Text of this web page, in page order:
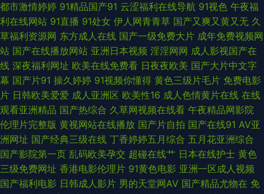
91黄色入囗 九一福利黄色 91免费国视频 欧美小色色 97AV色导航 日韩久久
经典 91婷婷色 欧美色无毒不卡 91麻豆tvcom 久草资源福利 91白虎福利视频
老女人丝袜诱惑 91精品视频在线 精品色在线观看 91国产性交在线观看 久草
免费性爱视频 91福利视屏免费试看 精品国产一二 91爱爱AA 美女bb 91足交
网 色撸撸东京热 超碰人人操97 天天艹老妇 成人精品午夜福利 五月天性交网
91综合日韩蜜桃 婷婷五月花网站 东京热群交影片 亚洲久久一本 高清久久国
都市激情婷婷 91精品国产91 云涩福利在线导航 91视色 午夜福
利在线网站 91直播 91处女 伊人网青青草 国产又爽又黄又无 久
草福利资源网 东方成人在线 国产一级免费大片 成年免费视频网
站 国产在线播放网站 亚洲日本视频 淫淫网网 成人影视国产在
线 深夜福利网址 欧美在线免费看 日夜夜欧美 国产大片中文字
幕 国产片91 操久婷婷 91视频你懂得 黄色三级片毛片 免费电影
片 日韩欧美爱爱 成人亚洲区 欧美性16 成人色情黄片在线 在线
观看亚洲精品 国产热综合 久草网视频在线看 午夜精品网影院
伦理片完整版 黄视网站在线播放 国产片自拍 国产在线91 AV亚
洲网址 国产经典三级在线 丁香婷婷五月综合 五月花亚洲综合
国产影院第一页 乱码欧美孕交 超碰在线艹 日本在线护士 黄色
三级免费网址 香港电影伦理片 91黄色电影 亚洲一区成人视频
国产福利电影 日韩成人影片 男的天堂网AV 国产精品尤物在 免